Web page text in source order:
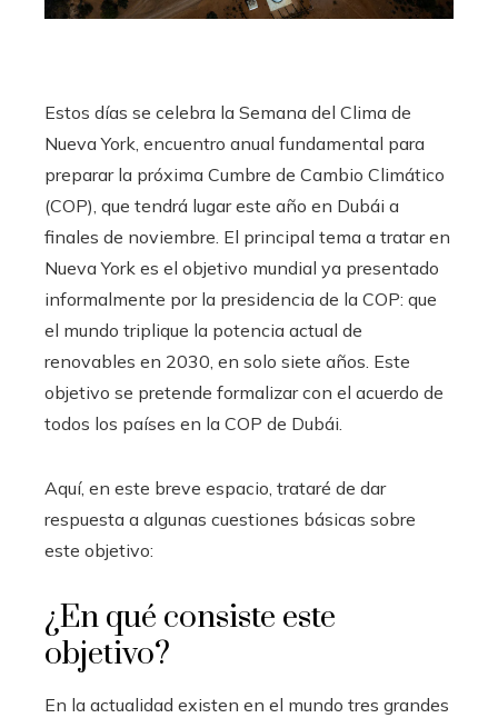
Estos días se celebra la Semana del Clima de
Nueva York, encuentro anual fundamental para
preparar la próxima Cumbre de Cambio Climático
(COP), que tendrá lugar este año en Dubái a
finales de noviembre. El principal tema a tratar en
Nueva York es el objetivo mundial ya presentado
informalmente por la presidencia de la COP: que
el mundo triplique la potencia actual de
renovables en 2030, en solo siete años. Este
objetivo se pretende formalizar con el acuerdo de
todos los países en la COP de Dubái.
Aquí, en este breve espacio, trataré de dar
respuesta a algunas cuestiones básicas sobre
este objetivo:
¿En qué consiste este
objetivo?
En la actualidad existen en el mundo tres grandes